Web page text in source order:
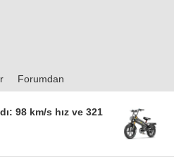
Forumdan
98 km/s hız ve 321